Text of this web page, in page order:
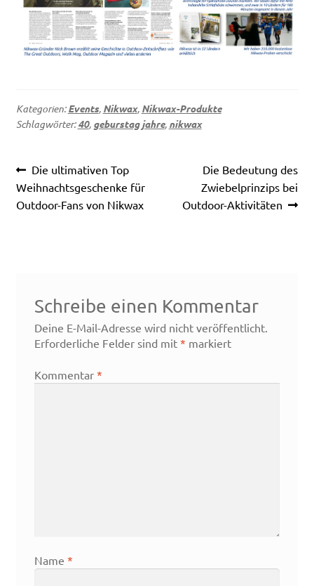
Kategorien:Events, Nikwax, Nikwax-Produkte
Schlagwörter:40, geburstag jahre, nikwax
Beitragsnavigation
Vorheriger
Beitrag:
Die ultimativen Top
Weihnachtsgeschenke für
Outdoor-Fans von Nikwax
Nächster
Beitrag:
Die Bedeutung des
Zwiebelprinzips bei
Outdoor-Aktivitäten
Schreibe einen Kommentar
Deine E-Mail-Adresse wird nicht veröffentlicht.
Erforderliche Felder sind mit * markiert
Kommentar *
Name *